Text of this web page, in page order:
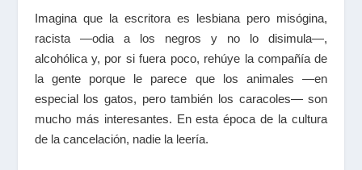
Imagina que la escritora es lesbiana pero misógina,
racista —odia a los negros y no lo disimula—,
alcohólica y, por si fuera poco, rehúye la compañía de
la gente porque le parece que los animales —en
especial los gatos, pero también los caracoles— son
mucho más interesantes. En esta época de la cultura
de la cancelación, nadie la leería.